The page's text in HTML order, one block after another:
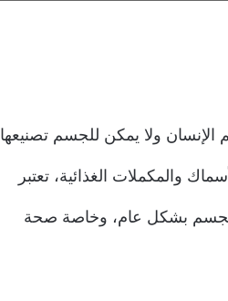
جسم الإنسان ولا يمكن للجسم تصنيعها
والمكملات الغذائية، تعتبر
بشكل عام، وخاصة صحة